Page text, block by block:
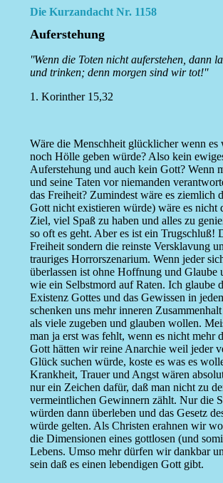
Die Kurzandacht Nr. 1158
Auferstehung
''Wenn die Toten nicht auferstehen, dann
und trinken; denn morgen sind wir tot!''
1. Korinther 15,32
Wäre die Menschheit glücklicher wenn es
noch Hölle geben würde? Also kein
Auferstehung und auch kein Gott? Wenn
und seine Taten vor niemanden
das Freiheit? Zumindest wäre es ziemlich
Gott nicht existieren würde) wäre es nicht
Ziel, viel Spaß zu haben und alles zu
so oft es geht. Aber es ist ein Trugschluß!
Freiheit sondern die reinste Versklavung
trauriges Horrorszenarium. Wenn jeder
überlassen ist ohne Hoffnung und Glaube
wie ein Selbstmord auf Raten. Ich glaube
Existenz Gottes und das Gewissen in
schenken uns mehr inneren
als viele zugeben und glauben wollen.
man ja erst was fehlt, wenn es nicht mehr
Gott hätten wir reine Anarchie weil jeder
Glück suchen würde, koste es was es
Krankheit, Trauer und Angst wären
nur ein Zeichen dafür, daß man nicht zu
vermeintlichen Gewinnern zählt. Nur die
würden dann überleben und das Gesetz
würde gelten. Als Christen erahnen wir
die Dimensionen eines gottlosen (und
Lebens. Umso mehr dürfen wir dankbar
sein daß es einen lebendigen Gott gibt.